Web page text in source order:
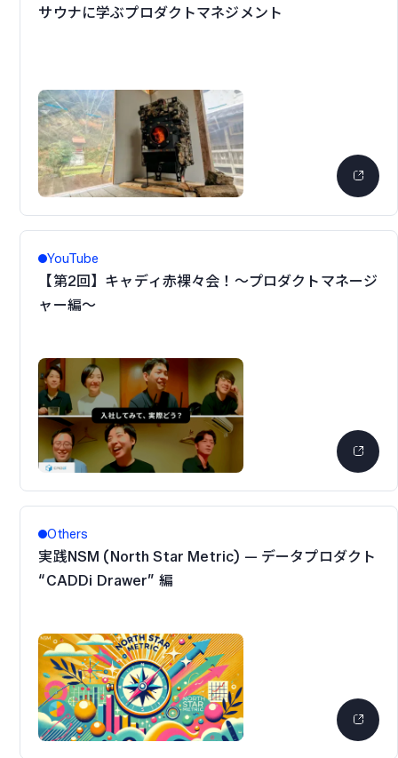
サウナに学ぶプロダクトマネジメント
YouTube
【第2回】キャディ赤裸々会！〜プロダクトマネージ
ャー編〜
Others
実践NSM (North Star Metric) — データプロダクト
“CADDi Drawer” 編